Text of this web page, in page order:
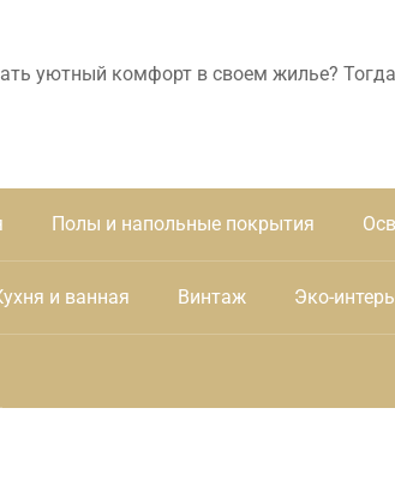
уютный комфорт в своем жилье?
Полы и напольные покрытия
и ванная Винтаж Эко-